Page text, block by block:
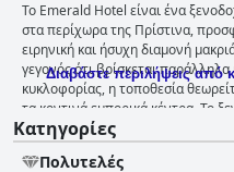
Το Emerald Hotel είναι ένα
στα περίχωρα της Πρίστινα,
ειρηνική και ήσυχη διαμονή
γεγονός ότι βρίσκεται
κυκλοφορίας, η τοποθεσία
τα κοντινά εμπορικά κέντρα. Το
επιλογές πρωινού με φιλικό και
για τα ατομικά γούστα. Τα
καθαρά και άνετα, αν και
Διαβάστε περιλήψεις από
Κατηγορίες
Πολυτελές